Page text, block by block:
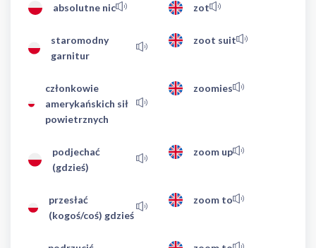
absolutne nic zot
staromodny
garnitur
zoot suit
członkowie
amerykańskich sił
powietrznych
zoomies
podjechać
(gdzieś)
zoom up
przesłać
(kogoś/coś) gdzieś
zoom to